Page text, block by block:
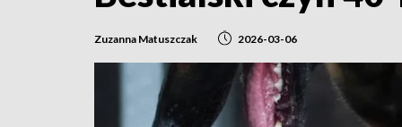
Zuzanna Matuszczak 2026-03-06